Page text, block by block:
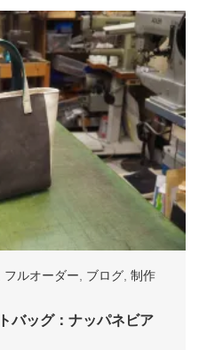
フルオーダー ブログ 制作
バッグ：ナッパネビア